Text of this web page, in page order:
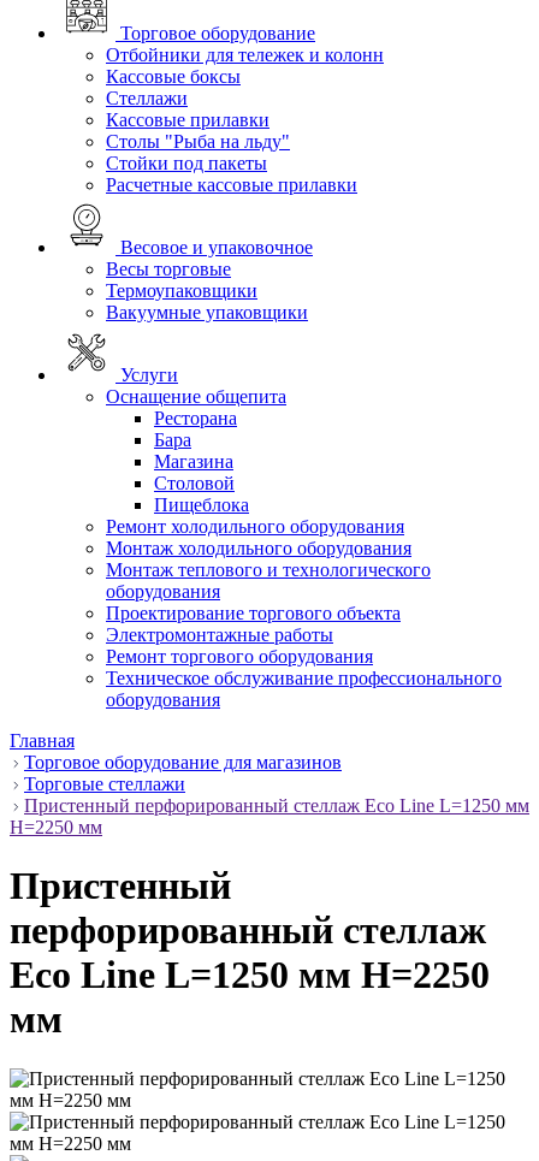
Торговое оборудование
Отбойники для тележек и колонн
Кассовые боксы
Стеллажи
Кассовые прилавки
Столы "Рыба на льду"
Стойки под пакеты
Расчетные кассовые прилавки
Весовое и упаковочное
Весы торговые
Термоупаковщики
Вакуумные упаковщики
Услуги
Оснащение общепита
Ресторана
Бара
Магазина
Столовой
Пищеблока
Ремонт холодильного оборудования
Монтаж холодильного оборудования
Монтаж теплового и технологического
оборудования
Проектирование торгового объекта
Электромонтажные работы
Ремонт торгового оборудования
Техническое обслуживание профессионального
оборудования
Главная
Торговое оборудование для магазинов
Торговые стеллажи
Пристенный перфорированный стеллаж Eco Line L=1250 мм
H=2250 мм
Пристенный
перфорированный стеллаж
Eco Line L=1250 мм H=2250
мм